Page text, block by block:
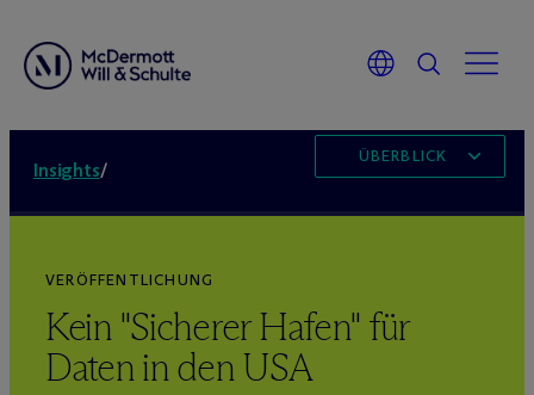
Insights/
ÜBERBLICK
VERÖFFENTLICHUNG
Kein "Sicherer Hafen" für
Daten in den USA